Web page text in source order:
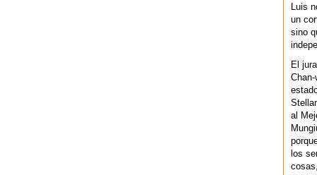
Luis
un
sino
El
al
los